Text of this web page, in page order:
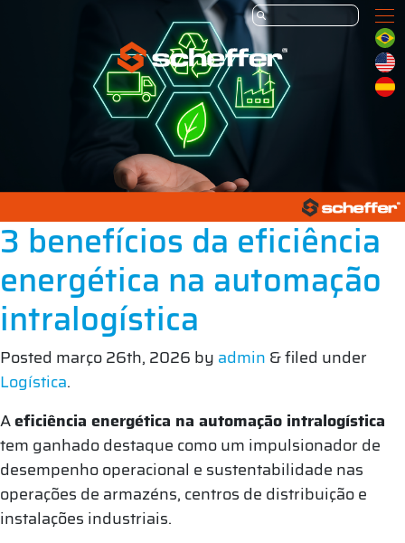
3 benefícios da eficiência
energética na automação
intralogística
Posted março 26th, 2026 by admin &filed under
Logística.
Aeficiência energética na automação intralogística
tem ganhado destaque como um impulsionador de
desempenho operacional e sustentabilidade nas
operações de armazéns, centros de distribuição e
instalações industriais.